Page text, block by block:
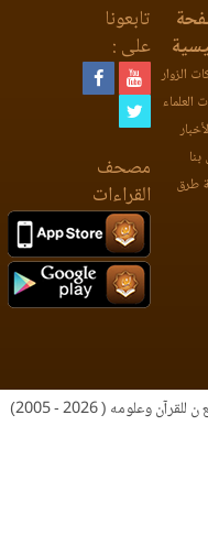
الزوار
العلماء
طرق
تابعونا
على :
مصحف
القراءات
وعلومه ( 2026 - 2005)